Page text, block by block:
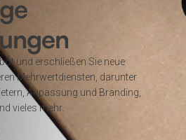
und erschließen Sie neue
Mehrwertdiensten, darunter
Anpassung und Branding,
vieles mehr.